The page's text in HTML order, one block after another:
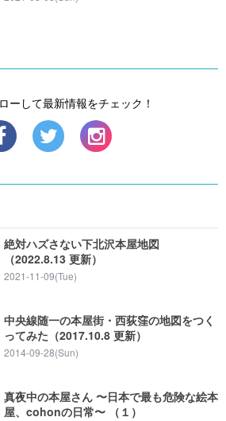
ーして最新情報をチェック！
絶対ハズさない下北沢本屋地図
（2022.8.13 更新）
2021-11-09(Tue)
中央線随一の本屋街・西荻窪の地図をつく
ってみた（2017.10.8 更新）
2014-09-28(Sun)
真夜中の本屋さん 〜日本で最も危険な絵本
屋、cohonの日常〜 （１）